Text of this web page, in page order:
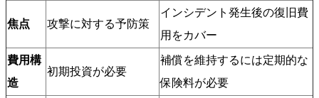
焦点 攻撃に対する予防策
インシデント発生後の復旧費
用をカバー
費用構
造
初期投資が必要
補償を維持するには定期的な
保険料が必要